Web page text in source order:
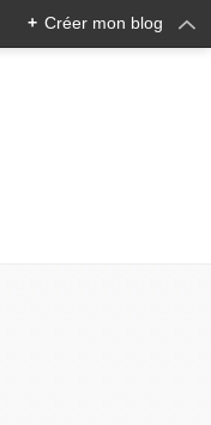
+ Créer mon blog